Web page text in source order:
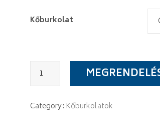
Kőburkolat
Stegu
Rimini
quantity
Category: Kőburkolatok